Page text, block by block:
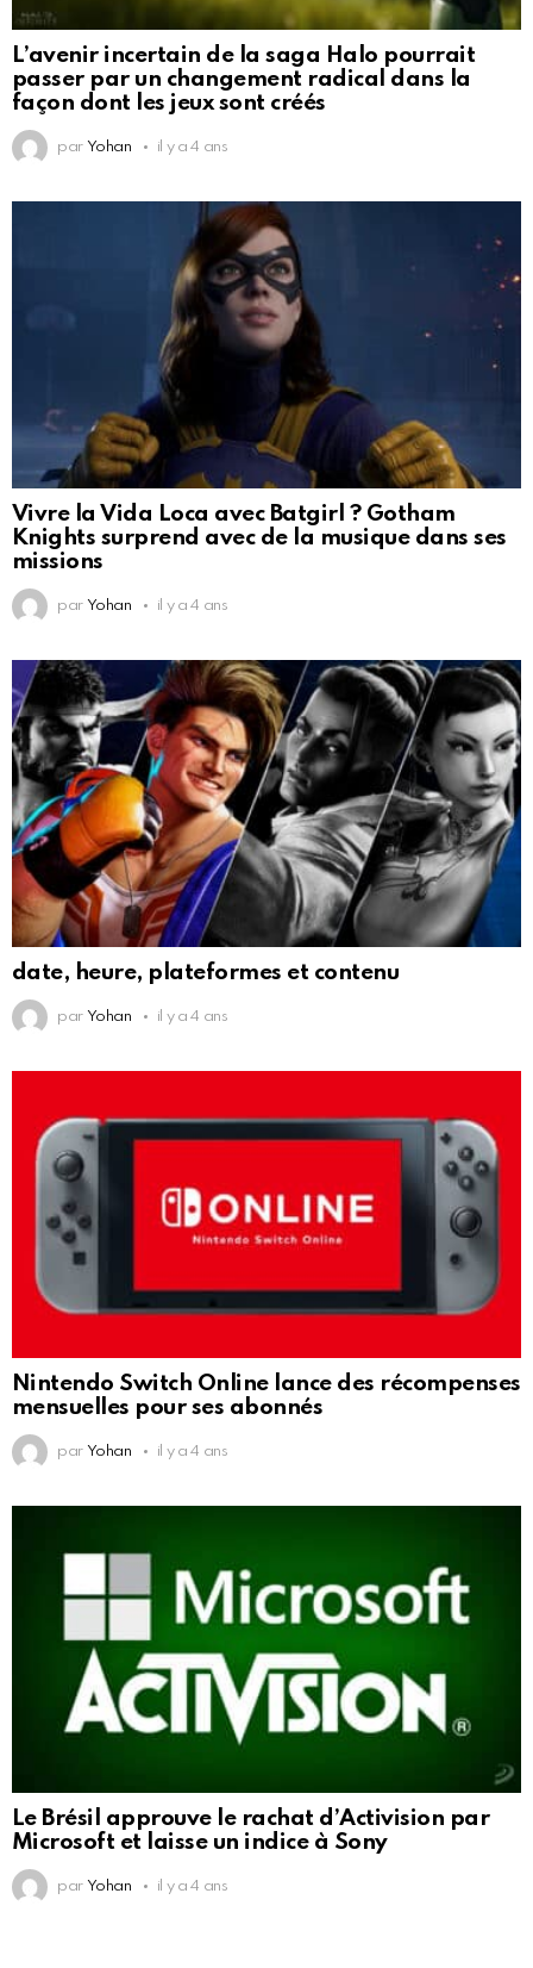
L’avenir incertain de la saga Halo pourrait
passer par un changement radical dans la
façon dont les jeux sont créés
par Yohan il y a 4 ans
Vivre la Vida Loca avec Batgirl ? Gotham
Knights surprend avec de la musique dans ses
missions
par Yohan il y a 4 ans
date, heure, plateformes et contenu
par Yohan il y a 4 ans
Nintendo Switch Online lance des récompenses
mensuelles pour ses abonnés
par Yohan il y a 4 ans
Le Brésil approuve le rachat d’Activision par
Microsoft et laisse un indice à Sony
par Yohan il y a 4 ans